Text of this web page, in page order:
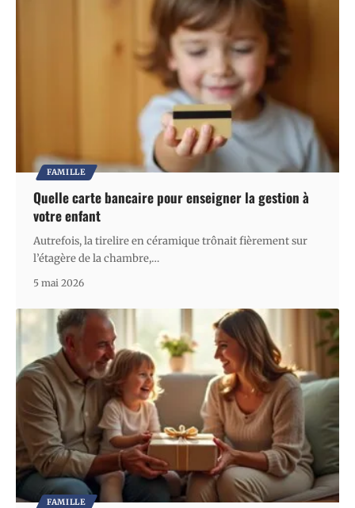
FAMILLE
Quelle carte bancaire pour enseigner la gestion à
votre enfant
Autrefois, la tirelire en céramique trônait fièrement sur
l’étagère de la chambre,…
5 mai 2026
FAMILLE